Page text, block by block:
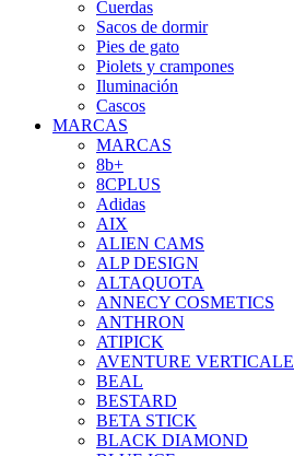
Cuerdas
Sacos de dormir
Pies de gato
Piolets y crampones
Iluminación
Cascos
MARCAS
MARCAS
8b+
8CPLUS
Adidas
AIX
ALIEN CAMS
ALP DESIGN
ALTAQUOTA
ANNECY COSMETICS
ANTHRON
ATIPICK
AVENTURE VERTICALE
BEAL
BESTARD
BETA STICK
BLACK DIAMOND